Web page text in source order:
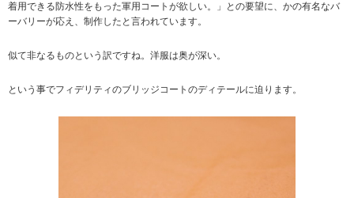
着用できる防水性をもった軍用コートが欲しい。」との要望に、かの有名なバ
ーバリーが応え、制作したと言われています。
似て非なるものという訳ですね。洋服は奥が深い。
という事でフィデリティのブリッジコートのディテールに迫ります。